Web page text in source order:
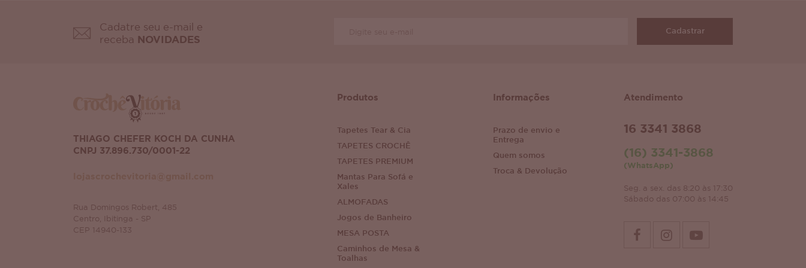
Cadatre seu e-mail e
receba
NOVIDADES
Cadastrar
THIAGO CHEFER KOCH DA CUNHA
CNPJ 37.896.730/0001-22
Rua Domingos Robert, 485
Centro, Ibitinga - SP
CEP 14940-133
Produtos
Tapetes Tear & Cia
TAPETES CROCHÊ
TAPETES PREMIUM
Mantas Para Sofá e
Xales
ALMOFADAS
Jogos de Banheiro
MESA POSTA
Caminhos de Mesa &
Toalhas
Informações
Prazo de envio e
Entrega
Quem somos
Troca & Devolução
Atendimento
16 3341 3868
(16) 3341-3868
(WhatsApp)
Seg. a sex. das 8:20 às 17:30
Sábado das 07:00 às 14:45